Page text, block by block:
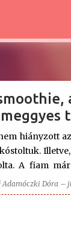
hiányzott
A fiam
italnak,
Nagy
Adamóczki Dóra –